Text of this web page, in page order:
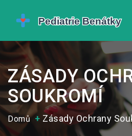
ZÁSADY
SOUKROMÍ
Domů Zásady Ochrany